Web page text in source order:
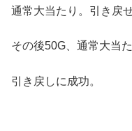
通常大当たり。引き戻せ
その後50G、通常大当た
引き戻しに成功。